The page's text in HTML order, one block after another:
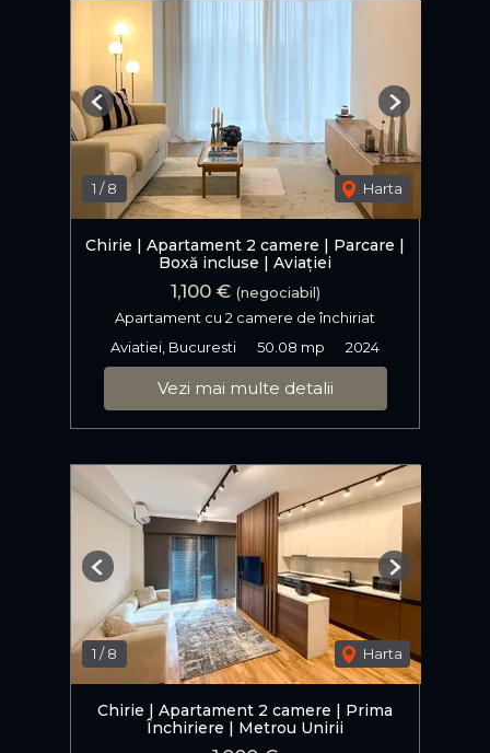
1 /8 Harta
Previous Next
Chirie | Apartament 2 camere | Parcare |
Boxă incluse | Aviației
1,100 € (negociabil)
Apartament cu 2 camere de închiriat
Aviatiei, Bucuresti
50.08 mp 2024
Vezi mai multe detalii
1 /8 Harta
Previous Next
Chirie | Apartament 2 camere | Prima
Închiriere | Metrou Unirii